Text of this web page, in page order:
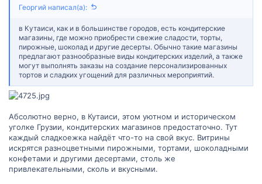
Георгий написал(а):
в Кутаиси, как и в большинстве городов, есть кондитерские
магазины, где можно приобрести свежие сладости, торты,
пирожные, шоколад и другие десерты. Обычно такие магазины
предлагают разнообразные виды кондитерских изделий, а также
могут выполнять заказы на создание персонализированных
тортов и сладких угощений для различных мероприятий.
Абсолютно верно, в Кутаиси, этом уютном и историческом
уголке Грузии, кондитерских магазинов предостаточно. Тут
каждый сладкоежка найдёт что-то на свой вкус. Витрины
искрятся разноцветными пирожными, тортами, шоколадными
конфетами и другими десертами, столь же
привлекательными, сколь и вкусными.